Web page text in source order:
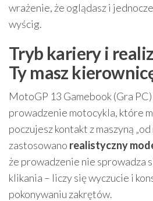
wrażenie, że oglądasz i
wyścig.
Tryb kariery i
Ty masz
MotoGP 13 Gamebook (Gra
prowadzenie motocykla, które
poczujesz kontakt z maszyną
zastosowano realistyczny
że prowadzenie nie sprowadza
klikania – liczy się wyczucie i
pokonywaniu zakrętów.